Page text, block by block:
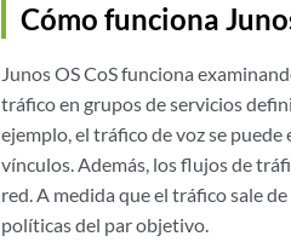
Cómo funciona
Junos OS CoS funciona
tráfico en grupos de servicios
ejemplo, el tráfico de voz se
vínculos. Además, los flujos de
red. A medida que el tráfico sale
políticas del par objetivo.